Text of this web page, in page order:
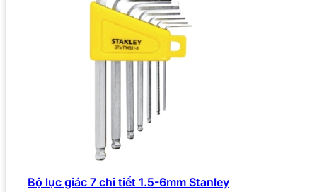
Bộ lục giác 7 chi tiết 1.5-6mm Stanley